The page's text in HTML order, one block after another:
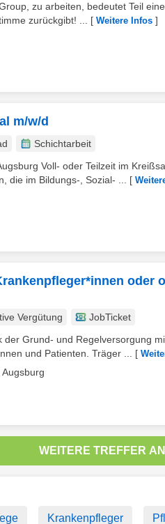
zu arbeiten, bedeutet Teil
zurückgibt! ...
[ Weitere Infos ]
m/w/d
Schichtarbeit
Voll- oder Teilzeit im
die im Bildungs-, Sozial- ...
[
oder
Vergütung
JobTicket
der Grund- und Regelversorgung
und Patienten. Träger ...
[
WEITERE TREFFER
Krankenpfleger